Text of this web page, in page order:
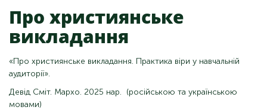
Про християнське
викладання
«Про християнське викладання. Практика віри у навчальній
аудиторії».
Девід Сміт. Мархо. 2025 нар. (російською та українською
мовами)